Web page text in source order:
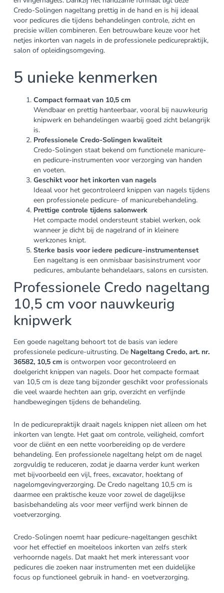
Credo-Solingen nageltang prettig in de hand en is hij ideaal
voor pedicures die tijdens behandelingen controle, zicht en
precisie willen combineren. Een betrouwbare keuze voor het
netjes inkorten van nagels in de professionele pedicurepraktijk,
salon of opleidingsomgeving.
5 unieke kenmerken
Compact formaat van 10,5 cm
Wendbaar en prettig hanteerbaar, vooral bij nauwkeurig
knipwerk en behandelingen waarbij goed zicht belangrijk
is.
Professionele Credo-Solingen kwaliteit
Credo-Solingen staat bekend om functionele manicure-
en pedicure-instrumenten voor verzorging van handen
en voeten.
Geschikt voor het inkorten van nagels
Ideaal voor het gecontroleerd knippen van nagels tijdens
een professionele pedicure- of manicurebehandeling.
Prettige controle tijdens salonwerk
Het compacte model ondersteunt stabiel werken, ook
wanneer je dicht bij de nagelrand of in kleinere
werkzones knipt.
Sterke basis voor iedere pedicure-instrumentenset
Een nageltang is een onmisbaar basisinstrument voor
pedicures, ambulante behandelaars, salons en cursisten.
Professionele Credo nageltang
10,5 cm voor nauwkeurig
knipwerk
Een goede nageltang behoort tot de basis van iedere
professionele pedicure-uitrusting. De Nageltang Credo, art. nr.
36582, 10,5 cmis ontworpen voor gecontroleerd en
doelgericht knippen van nagels. Door het compacte formaat
van 10,5 cm is deze tang bijzonder geschikt voor professionals
die veel waarde hechten aan grip, overzicht en verfijnde
handbewegingen tijdens de behandeling.
In de pedicurepraktijk draait nagels knippen niet alleen om het
inkorten van lengte. Het gaat om controle, veiligheid, comfort
voor de cliënt en een nette voorbereiding op de verdere
behandeling. Een professionele nageltang helpt om de nagel
zorgvuldig te reduceren, zodat je daarna verder kunt werken
met bijvoorbeeld een vijl, frees, excavator, hoektang of
nagelomgevingverzorging. De Credo nageltang 10,5 cm is
daarmee een praktische keuze voor zowel de dagelijkse
basisbehandeling als voor meer verfijnd werk binnen de
voetverzorging.
Credo-Solingen noemt haar pedicure-nageltangen geschikt
voor het effectief en moeiteloos inkorten van zelfs sterk
verhoornde nagels. Dat maakt het merk interessant voor
pedicures die zoeken naar instrumenten met een duidelijke
focus op functioneel gebruik in hand- en voetverzorging.